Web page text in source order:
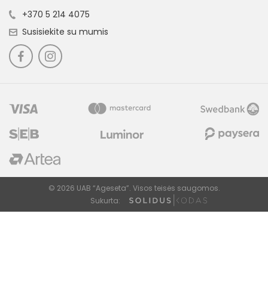
+370 5 214 4075
Susisiekite su mumis
© 2026 UAB “Ageseta”. Visos teisės saugomos.
Sukurta: